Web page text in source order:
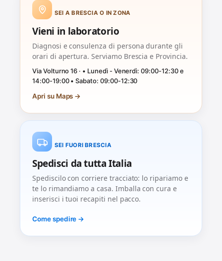
SEI A BRESCIA O IN ZONA
Vieni in laboratorio
Diagnosi e consulenza di persona durante gli
orari di apertura. Serviamo Brescia e Provincia.
Via Volturno 16 · • Lunedì - Venerdì: 09:00-12:30 e
14:00-19:00 • Sabato: 09:00-12:30
Apri su Maps →
SEI FUORI BRESCIA
Spedisci da tutta Italia
Spediscilo con corriere tracciato: lo ripariamo e
te lo rimandiamo a casa. Imballa con cura e
inserisci i tuoi recapiti nel pacco.
Come spedire →